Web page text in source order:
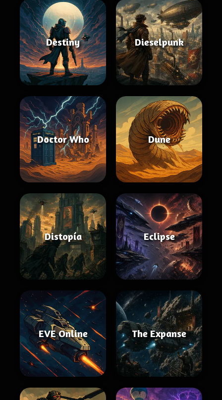
Destiny Dieselpunk
Doctor Who Dune
Distopía Eclipse
EVE Online The Expanse